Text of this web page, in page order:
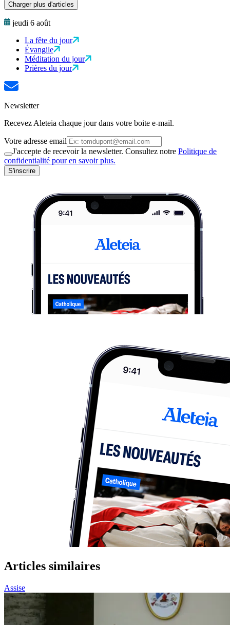
Charger plus d'articles
jeudi 6 août
La fête du jour
Évangile
Méditation du jour
Prières du jour
Newsletter
Recevez Aleteia chaque jour dans votre boite e-mail.
Votre adresse email
J'accepte de recevoir la newsletter. Consultez notre Politique de
confidentialité pour en savoir plus.
S'inscrire
Articles similaires
Assise